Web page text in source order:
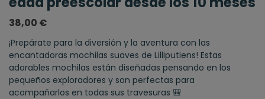
38,00 €
¡Prepárate para la diversión y la aventura con las
encantadoras mochilas suaves de Lilliputiens! Estas
adorables mochilas están diseñadas pensando en los
pequeños exploradores y son perfectas para
acompañarlos en todas sus travesuras 🎒